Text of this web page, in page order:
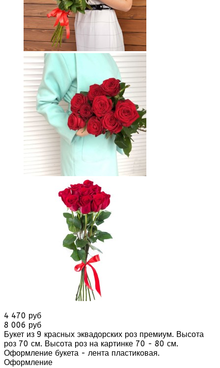
4 470 руб
8 006 руб
Букет из 9 красных эквадорских роз премиум. Высота
роз 70 см. Высота роз на картинке 70 - 80 см.
Оформление букета - лента пластиковая.
Оформление